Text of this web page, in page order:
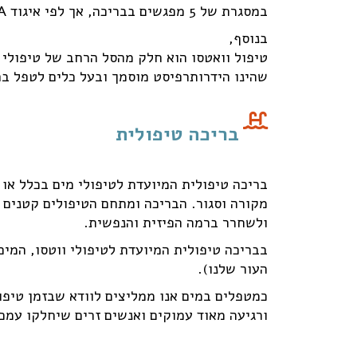
במסגרת של 5 מפגשים בבריכה, אך לפי איגוד WABA העולמי שמרכז את הדרכות הוואטסו, קורס וואטסו 1 הינו
בנוסף,
טיפול וואטסו הוא חלק מהסל הרחב של
שהינו הידרותרפיסט מוסמך ובעל כלים לטפל
בריכה טיפולית
בריכה טיפולית המיועדת לטיפולי מים בכלל
מקורה וסגור. הבריכה ומתחם הטיפולים
ולשחרר ברמה הפיזית והנפשית.
העור שלנו).
כמטפלים במים אנו ממליצים לוודא שבזמן
ורגיעה מאוד עמוקים ואנשים זרים שיחלקו